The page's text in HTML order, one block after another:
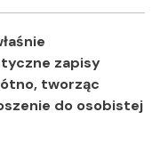
Facebook
Twitter
Share
zapisy
tworząc
do osobistej